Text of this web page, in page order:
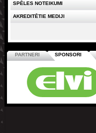
SPĒLES NOTEIKUMI
AKREDITĒTIE MEDIJI
PARTNERI SPONSORI